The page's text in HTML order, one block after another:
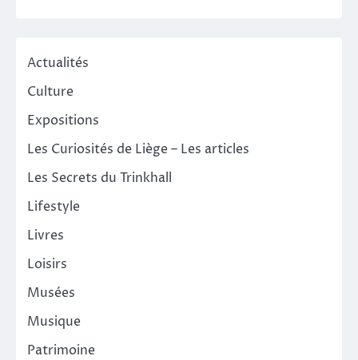
Actualités
Culture
Expositions
Les Curiosités de Liège – Les articles
Les Secrets du Trinkhall
Lifestyle
Livres
Loisirs
Musées
Musique
Patrimoine